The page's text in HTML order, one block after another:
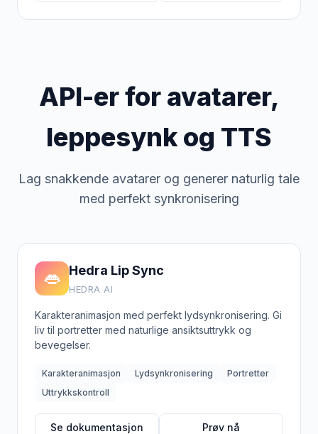
API-er for avatarer,
leppesynk og TTS
Lag snakkende avatarer og generer naturlig tale
med perfekt synkronisering
👄 Hedra Lip Sync
HEDRA AI
Karakteranimasjon med perfekt lydsynkronisering. Gi
liv til portretter med naturlige ansiktsuttrykk og
bevegelser.
Karakteranimasjon Lydsynkronisering
Portretter
Uttrykkskontroll
Se dokumentasjon Prøv nå